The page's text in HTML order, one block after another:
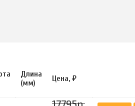
Длина
(мм)
Цена, ₽
17795р.